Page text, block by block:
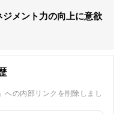
メント力の向上に意欲
への内部リンクを削除しまし